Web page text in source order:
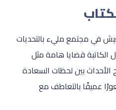
في مجتمع مليء بالتحديات
الكاتبة قضايا هامة مثل
الأحداث بين لحظات السعادة
عميقًا بالتعاطف مع